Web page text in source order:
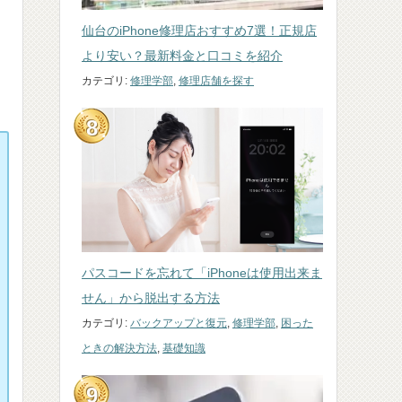
仙台のiPhone修理店おすすめ7選！正規店
より安い？最新料金と口コミを紹介
カテゴリ: 修理学部 修理店舗を探す
パスコードを忘れて「iPhoneは使用出来ま
せん」から脱出する方法
カテゴリ: バックアップと復元 修理学部 困った
ときの解決方法 基礎知識